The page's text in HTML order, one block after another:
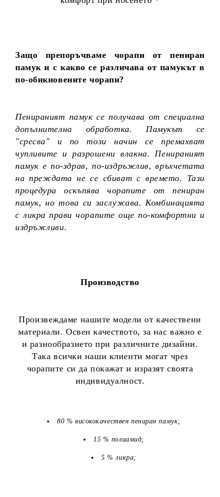
Защо препоръчваме чорапи от пениран
памук и с какво се различава от памукът в
по-обикновените чорапи?
Пенираният памук се получава от специална
допълнителна обработка. Памукът се
"сресва" и по този начин се премахват
чупливите и разрошени влакна. Пенираният
памук е по-здрав, по-издръжлив, връхчетата
на преждата не се сбиват с времето. Тази
процедура оскъпява чорапите от пениран
памук, но това си заслужава. Комбинацията
с ликра прави чорапите още по-комфортни и
издръжливи.
Производство
Произвеждаме нашите модели от качествени
материали. Освен качеството, за нас важно е
и разнообразието при различните дизайни.
Така всички наши клиенти могат чрез
чорапите си да покажат и изразят своята
индивидуалност.
80 % висококачествен пениран памук;
15 % полиамид;
5 % ликра;